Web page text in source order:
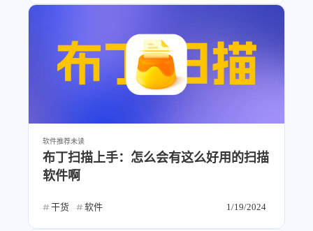
软件推荐未读
布丁扫描上手：怎么会有这么好用的扫描
软件啊
干货 软件 1/19/2024